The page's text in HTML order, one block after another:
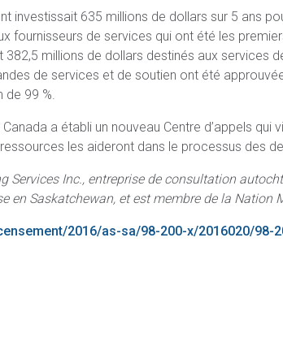
investissait 635 millions de dollars sur 5 ans
fournisseurs de services qui ont été les
millions de dollars destinés aux services
de services et de soutien ont été
de 99 %.
a établi un nouveau Centre d’appels
les aideront dans le processus des
Services Inc., entreprise de consultation
en Saskatchewan, et est membre de la Nation
2016/as-sa/98-200-x/2016020/98-